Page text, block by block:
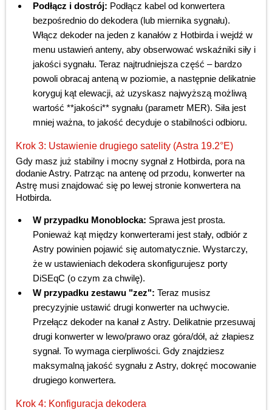
Podłącz i dostrój: Podłącz kabel od konwertera
bezpośrednio do dekodera (lub miernika sygnału).
Włącz dekoder na jeden z kanałów z Hotbirda i wejdź w
menu ustawień anteny, aby obserwować wskaźniki siły i
jakości sygnału. Teraz najtrudniejsza część – bardzo
powoli obracaj anteną w poziomie, a następnie delikatnie
koryguj kąt elewacji, aż uzyskasz najwyższą możliwą
wartość **jakości** sygnału (parametr MER). Siła jest
mniej ważna, to jakość decyduje o stabilności odbioru.
Krok 3: Ustawienie drugiego satelity (Astra 19.2°E)
Gdy masz już stabilny i mocny sygnał z Hotbirda, pora na
dodanie Astry. Patrząc na antenę od przodu, konwerter na
Astrę musi znajdować się po lewej stronie konwertera na
Hotbirda.
W przypadku Monoblocka: Sprawa jest prosta.
Ponieważ kąt między konwerterami jest stały, odbiór z
Astry powinien pojawić się automatycznie. Wystarczy,
że w ustawieniach dekodera skonfigurujesz porty
DiSEqC (o czym za chwilę).
W przypadku zestawu "zez": Teraz musisz
precyzyjnie ustawić drugi konwerter na uchwycie.
Przełącz dekoder na kanał z Astry. Delikatnie przesuwaj
drugi konwerter w lewo/prawo oraz góra/dół, aż złapiesz
sygnał. To wymaga cierpliwości. Gdy znajdziesz
maksymalną jakość sygnału z Astry, dokręć mocowanie
drugiego konwertera.
Krok 4: Konfiguracja dekodera